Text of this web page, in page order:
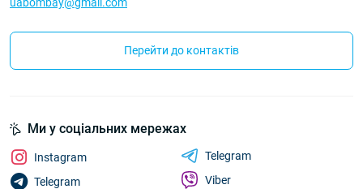
Перейти до контактів
Ми у соціальних мережах
Instagram
Telegram
Telegram
Viber